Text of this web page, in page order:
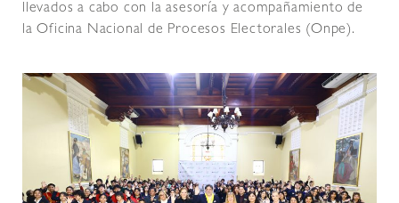
llevados a cabo con la asesoría y acompañamiento de
la Oficina Nacional de Procesos Electorales (Onpe).